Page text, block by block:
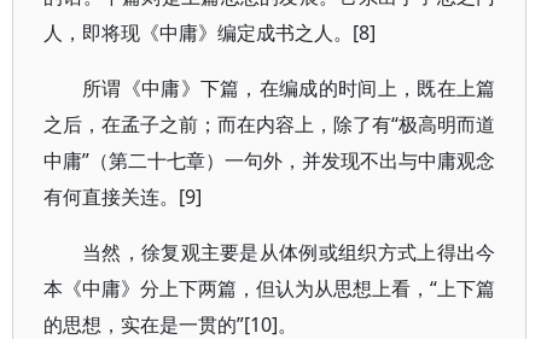
人，即将现《中庸》编定成书之人。[8]
所谓《中庸》下篇，在编成的时间上，既在上篇
之后，在孟子之前；而在内容上，除了有“极高明而道
中庸”（第二十七章）一句外，并发现不出与中庸观念
有何直接关连。[9]
当然，徐复观主要是从体例或组织方式上得出今
本《中庸》分上下两篇，但认为从思想上看，“上下篇
的思想，实在是一贯的”[10]。